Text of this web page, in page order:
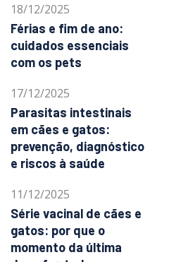
18/12/2025
Férias e fim de ano:
cuidados essenciais
com os pets
17/12/2025
Parasitas intestinais
em cães e gatos:
prevenção, diagnóstico
e riscos à saúde
11/12/2025
Série vacinal de cães e
gatos: por que o
momento da última